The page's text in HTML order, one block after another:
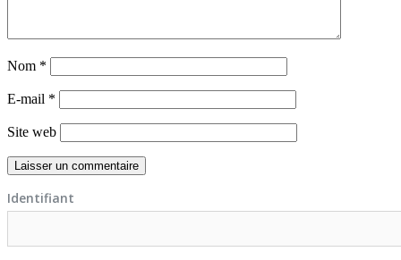
Nom *
E-mail *
Site web
Identifiant